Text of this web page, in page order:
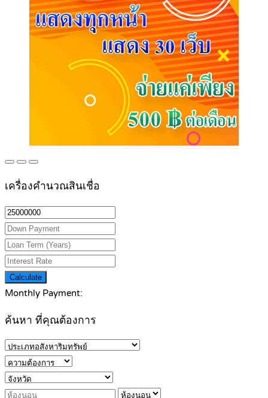
เครื่องคำนวณสินเชื่อ
Calculate
Monthly Payment:
ค้นหา ที่คุณต้องการ